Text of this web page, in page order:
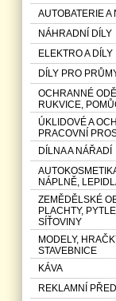
AUTOBATERIE A
NÁHRADNÍ DÍLY
ELEKTRO A DÍLY
DÍLY PRO
OCHRANNÉ
RUKVICE,
ÚKLIDOVÉ A
PRACOVNÍ
DÍLNA A NÁŘADÍ
NÁPLNĚ,
ZEMĚDĚLSKÉ
PLACHTY,
SÍŤOVINY
MODELY,
STAVEBNICE
KÁVA
REKLAMNÍ